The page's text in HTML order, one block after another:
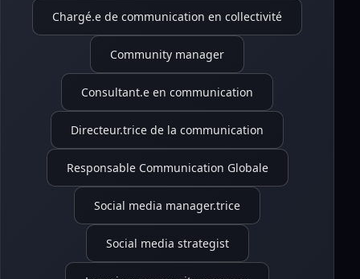
Chargé.e de communication en collectivité
Community manager
Consultant.e en communication
Directeur.trice de la communication
Responsable Communication Globale
Social media manager.trice
Social media strategist